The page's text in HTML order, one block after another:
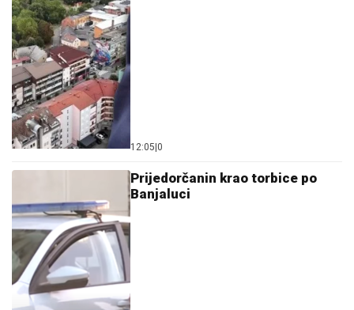
12:05 0
Prijedorčanin krao torbice po
Banjaluci